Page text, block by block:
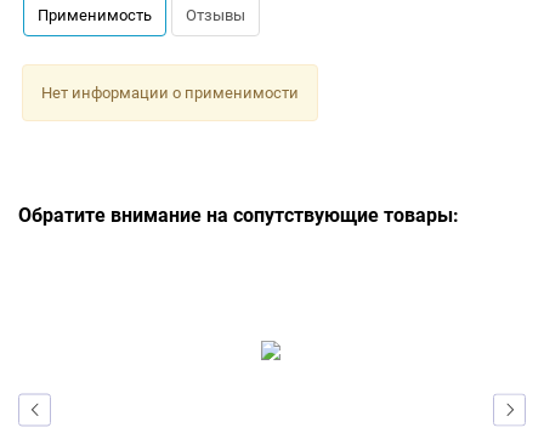
Применимость Отзывы
Нет информации о применимости
Обратите внимание на сопутствующие товары: